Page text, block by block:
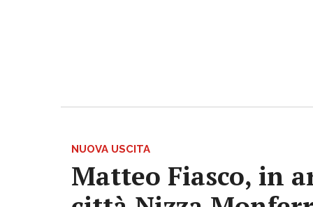
NUOVA USCITA
Matteo Fiasco, in